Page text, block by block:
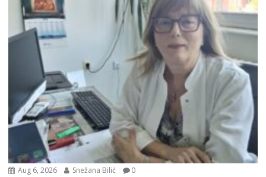
Aug 6, 2026 Snežana Bilić 0